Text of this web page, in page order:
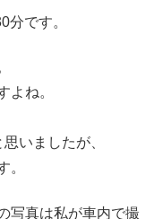
です。
よね。
いましたが、
。
写真は私が車内で撮